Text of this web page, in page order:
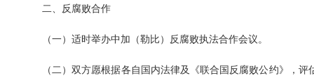
二、反腐败合作
（一）适时举办中加（勒比）反腐败执法合作会议。
（二）双方愿根据各自国内法律及《联合国反腐败公约》，